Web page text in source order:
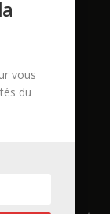
vous
du